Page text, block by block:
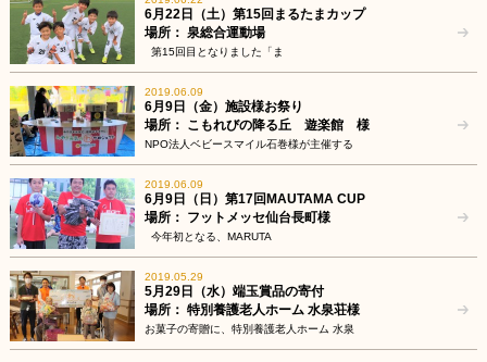
6月22日（土）第15回まるたまカップ
場所： 泉総合運動場
第15回目となりました「ま
2019.06.09
6月9日（金）施設様お祭り
場所： こもれびの降る丘 遊楽館 様
NPO法人ベビースマイル石巻様が主催する
2019.06.09
6月9日（日）第17回MAUTAMA CUP
場所： フットメッセ仙台長町様
今年初となる、MARUTA
2019.05.29
5月29日（水）端玉賞品の寄付
場所： 特別養護老人ホーム 水泉荘様
お菓子の寄贈に、特別養護老人ホーム 水泉